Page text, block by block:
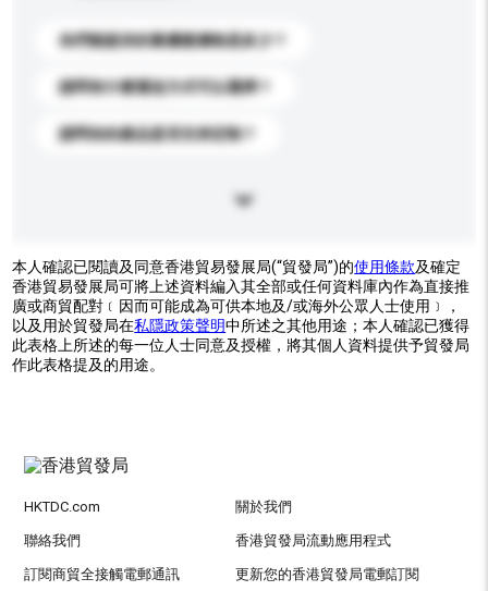
你們能提供的最優惠價格是多少？
請問有什麼運送方式可以選擇？
請問你的產品是否支持定制？
本人確認已閱讀及同意香港貿易發展局(“貿發局”)的使用條款及確定
香港貿易發展局可將上述資料編入其全部或任何資料庫內作為直接推
廣或商貿配對﹝因而可能成為可供本地及/或海外公眾人士使用﹞，
以及用於貿發局在私隱政策聲明中所述之其他用途；本人確認已獲得
此表格上所述的每一位人士同意及授權，將其個人資料提供予貿發局
作此表格提及的用途。
HKTDC.com 關於我們
聯絡我們 香港貿發局流動應用程式
訂閱商貿全接觸電郵通訊 更新您的香港貿發局電郵訂閱